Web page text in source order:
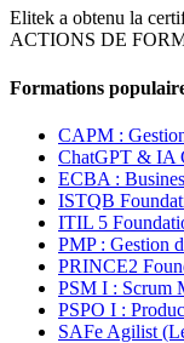
Elitek a obtenu la
ACTIONS DE
Formations
CAPM :
ChatGPT & IA
ECBA :
ISTQB
ITIL 5
PMP : Gestion
PRINCE2
PSM I : Scrum
PSPO I :
SAFe Agilist